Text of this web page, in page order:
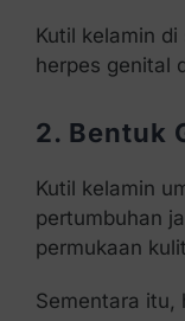
Kutil kelamin
herpes genital
2. Bentuk
Kutil kelamin
pertumbuhan
permukaan
Sementara itu,